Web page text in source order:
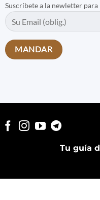
Suscríbete a la newletter para
Tu guía